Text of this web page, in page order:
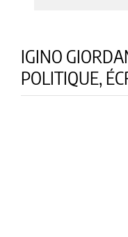
IGINO
POLITIQUE,